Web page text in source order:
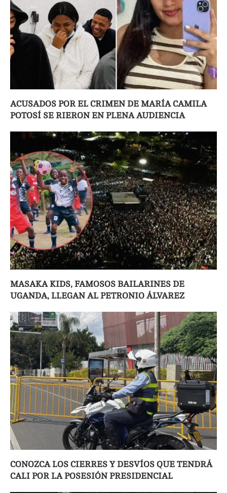
ACUSADOS POR EL CRIMEN DE MARÍA CAMILA
POTOSÍ SE RIERON EN PLENA AUDIENCIA
MASAKA KIDS, FAMOSOS BAILARINES DE
UGANDA, LLEGAN AL PETRONIO ÁLVAREZ
CONOZCA LOS CIERRES Y DESVÍOS QUE TENDRÁ
CALI POR LA POSESIÓN PRESIDENCIAL